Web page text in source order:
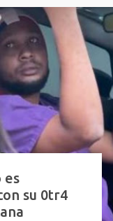
es
su 0tr4